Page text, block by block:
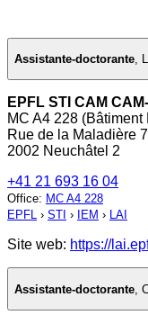
Assistante-doctorante,
EPFL STI CAM
MC A4 228 (Bâtiment
Rue de la Maladière
2002 Neuchâtel 2
+41 21 693 16 04
Office: MC A4 228
EPFL › STI › IEM › LAI
Site web: https://
Assistante-doctorante